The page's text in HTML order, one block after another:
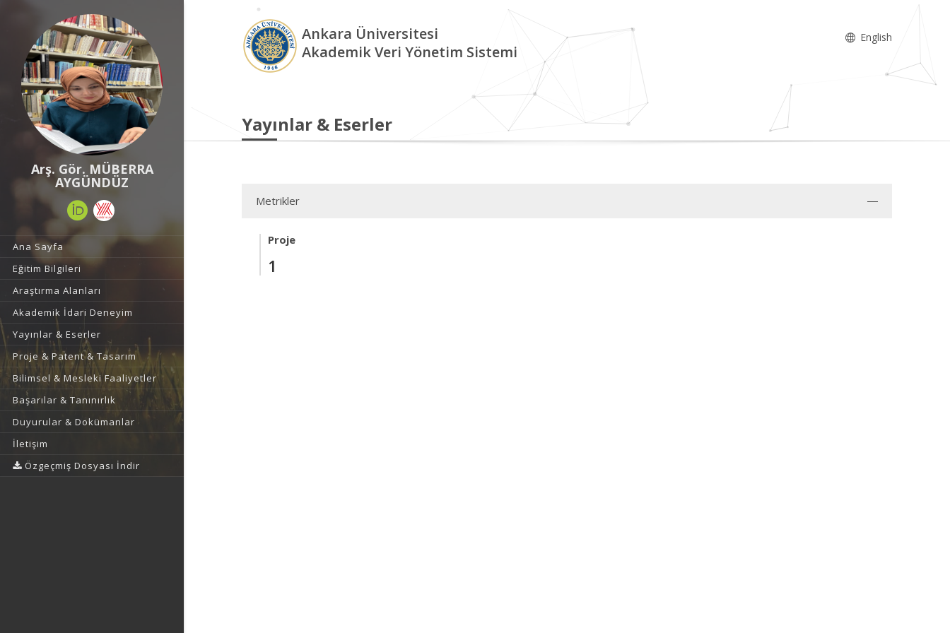
Arş. Gör. MÜBERRA
AYGÜNDÜZ
Ana Sayfa
Eğitim Bilgileri
Araştırma Alanları
Akademik İdari Deneyim
Yayınlar & Eserler
Proje & Patent & Tasarım
Bilimsel & Mesleki Faaliyetler
Başarılar & Tanınırlık
Duyurular & Dokümanlar
İletişim
Özgeçmiş Dosyası İndir
Ankara Üniversitesi
Akademik Veri Yönetim Sistemi
English
Yayınlar & Eserler
Metrikler
Proje
1